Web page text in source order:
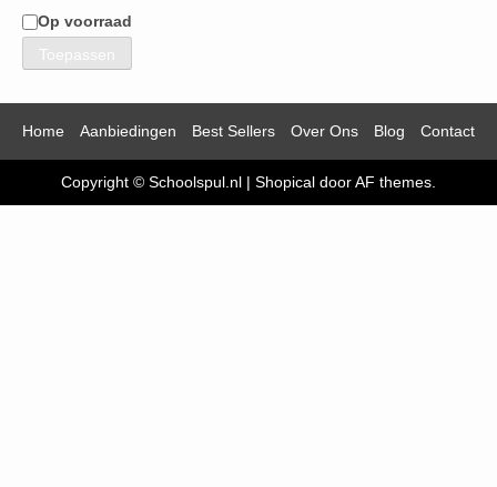
Beschikbaarheid
Op voorraad
Toepassen
Home Aanbiedingen Best Sellers Over Ons Blog Contact
Copyright © Schoolspul.nl | Shopical door AF themes.